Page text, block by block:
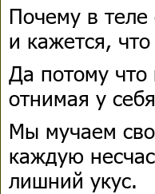
Почему в теле
и кажется,
Да потому что
отнимая у
Мы мучаем
каждую
лишний укус.